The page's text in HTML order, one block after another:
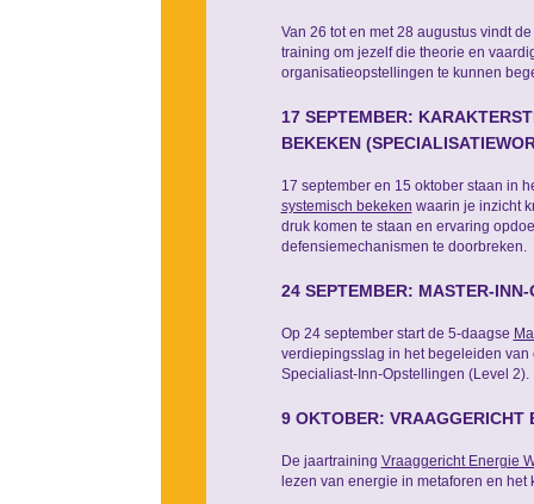
Van 26 tot en met 28 augustus vindt de
training om jezelf die theorie en
organisatieopstellingen te kunnen
17 SEPTEMBER:
BEKEKEN
17 september en 15 oktober staan in
systemisch bekeken waarin je inzicht
druk komen te staan en ervaring
defensiemechanismen te doorbreken.
24 SEPTEMBER: MASTER-
Op 24 september start de 5-daagse
verdiepingsslag in het begeleiden
Specialiast-Inn-Opstellingen (Level 2).
9 OKTOBER: VRAAGGERICHT
De jaartraining Vraaggericht Energie
lezen van energie in metaforen en